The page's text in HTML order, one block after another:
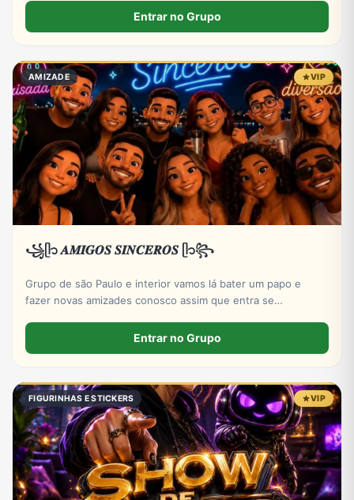
presente e muita interação. Entre para o bando! 🍌🔥 🔞
Exclusivo para maiores.
Entrar no Grupo
AMIZADE VIP
꧁ᥫ᭡ 𝑨𝑴𝑰𝑮𝑶𝑺 𝑺𝑰𝑵𝑪𝑬𝑹𝑶𝑺 ᥫ᭡꧂
Grupo de são Paulo e interior vamos lá bater um papo e
fazer novas amizades conosco assim que entra se
Entrar no Grupo
FIGURINHAS E STICKERS VIP